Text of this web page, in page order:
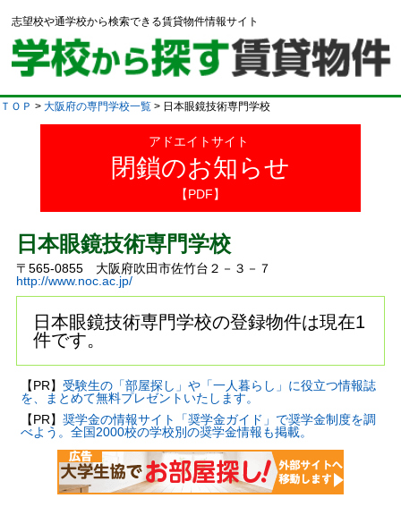
志望校や通学校から検索できる賃貸物件情報サイト
ＴＯＰ > 大阪府の専門学校一覧 > 日本眼鏡技術専門学校
アドエイトサイト
閉鎖のお知らせ
【PDF】
日本眼鏡技術専門学校
〒565-0855 大阪府吹田市佐竹台２－３－７
http://www.noc.ac.jp/
日本眼鏡技術専門学校の登録物件は現在1
件です。
【PR】 受験生の「部屋探し」や「一人暮らし」に役立つ情報誌
を、まとめて無料プレゼントいたします。
【PR】 奨学金の情報サイト「奨学金ガイド」で奨学金制度を調
べよう。全国2000校の学校別の奨学金情報も掲載。